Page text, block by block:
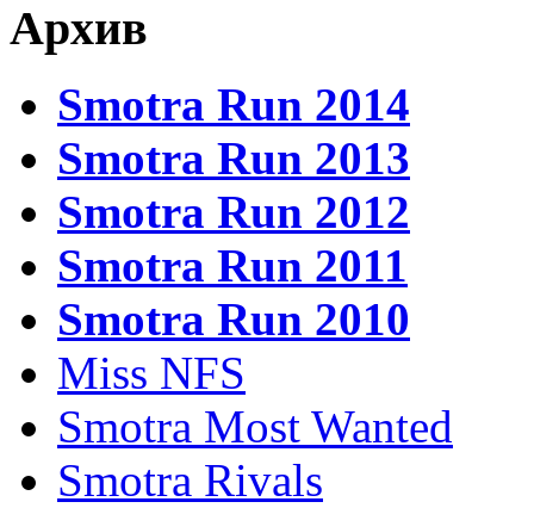
Архив
Smotra Run 2014
Smotra Run 2013
Smotra Run 2012
Smotra Run 2011
Smotra Run 2010
Miss NFS
Smotra Most Wanted
Smotra Rivals